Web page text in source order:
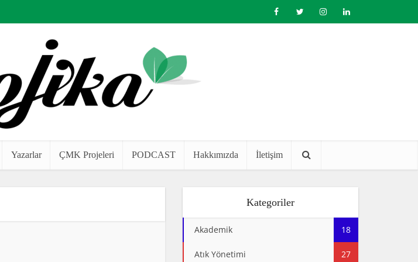
Yazarlar ÇMK Projeleri PODCAST Hakkımızda İletişim
Kategoriler
Akademik 18
Atık Yönetimi 27